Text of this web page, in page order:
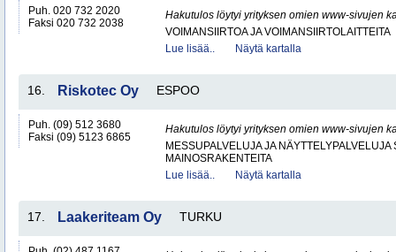
Puh. 020 732 2020
Faksi 020 732 2038
Hakutulos löytyi yrityksen omien www-sivujen
VOIMANSIIRTOA JA VOIMANSIIRTOLAITTEITA
Lue lisää..
Näytä kartalla
16. Riskotec Oy ESPOO
Puh. (09) 512 3680
Faksi (09) 5123 6865
Hakutulos löytyi yrityksen omien www-sivujen
MESSUPALVELUJA JA NÄYTTELYPALVELUJA
MAINOSRAKENTEITA
Lue lisää..
Näytä kartalla
17. Laakeriteam Oy TURKU